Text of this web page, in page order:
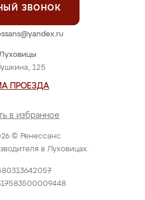
© Ренессанс.
в Луховицах.
125
ПРОЕЗДА
в избранное
ЗВОНОК